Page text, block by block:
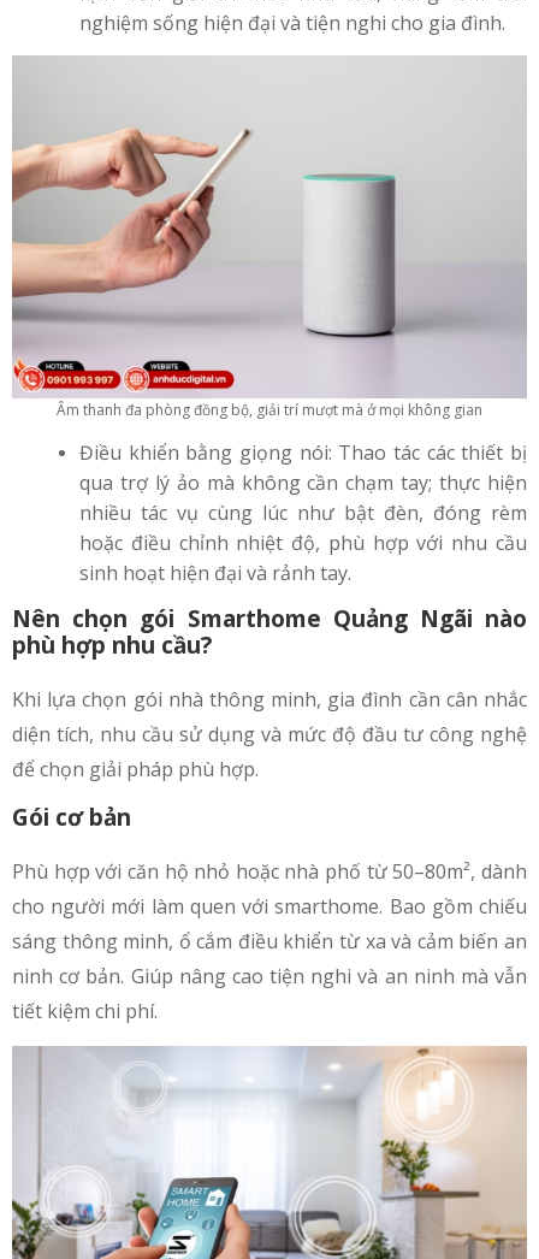
nghiệm sống hiện đại và tiện nghi cho gia đình.
Âm thanh đa phòng đồng bộ, giải trí mượt mà ở mọi không gian
Điều khiển bằng giọng nói: Thao tác các thiết bị
qua trợ lý ảo mà không cần chạm tay; thực hiện
nhiều tác vụ cùng lúc như bật đèn, đóng rèm
hoặc điều chỉnh nhiệt độ, phù hợp với nhu cầu
sinh hoạt hiện đại và rảnh tay.
Nên chọn gói Smarthome Quảng Ngãi nào
phù hợp nhu cầu?
Khi lựa chọn gói nhà thông minh, gia đình cần cân nhắc
diện tích, nhu cầu sử dụng và mức độ đầu tư công nghệ
để chọn giải pháp phù hợp.
Gói cơ bản
Phù hợp với căn hộ nhỏ hoặc nhà phố từ 50–80m², dành
cho người mới làm quen với smarthome. Bao gồm chiếu
sáng thông minh, ổ cắm điều khiển từ xa và cảm biến an
ninh cơ bản. Giúp nâng cao tiện nghi và an ninh mà vẫn
tiết kiệm chi phí.